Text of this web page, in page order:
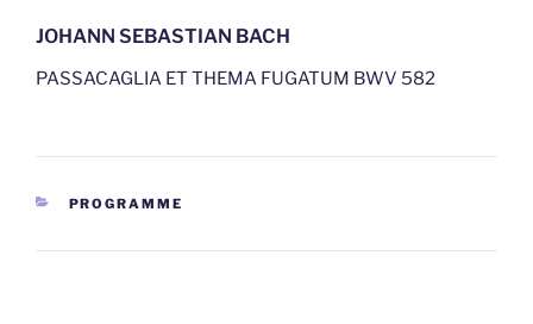
JOHANN SEBASTIAN BACH
PASSACAGLIA ET THEMA FUGATUM BWV 582
KATEGORIEN
PROGRAMME